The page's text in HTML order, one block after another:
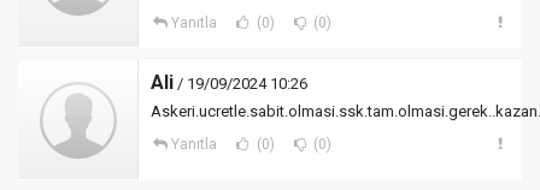
Yanıtla (0) (0)
Ali / 19/09/2024 10:26
Yanıtla (0) (0)